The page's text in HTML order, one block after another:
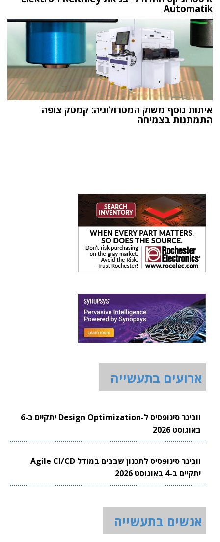
Automatik
איתות נוסף משוק המטרולוגיה: קמטק צופה
התמתנות בצמיחה
ארועים בתעשייה
וובינר סינופסיס ל-Design Optimization יתקיים ב-6
באוגוסט 2026
וובינר סינופסיס לתכנון שבבים במודל Agile CI/CD
יתקיים ב-4 באוגוסט 2026
אנשים בתעשייה